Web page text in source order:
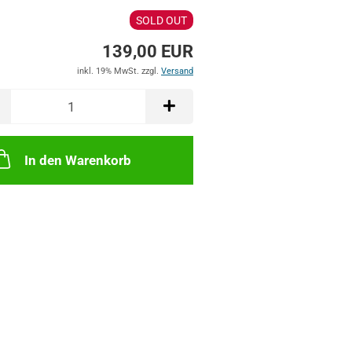
SOLD OUT
139,00 EUR
inkl. 19% MwSt. zzgl. Versand
In den Warenkorb